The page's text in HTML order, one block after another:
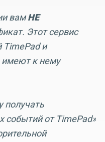
вамНЕ
Этот сервис
TimePad и
имеют к нему
событий от TimePad»